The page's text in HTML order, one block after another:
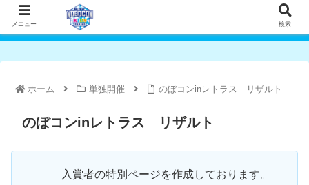
ホーム 単独開催 のぼコンinレトラス リザルト
のぼコンinレトラス リザルト
入賞者の特別ページを作成しております。
メニュー 検索